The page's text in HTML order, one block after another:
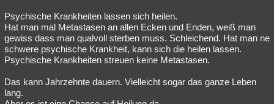
Psychische Krankheiten lassen sich heilen.
Hat man mal Metastasen an allen Ecken und Enden, weiß man
gewiss dass man qualvoll sterben muss. Schleichend. Hat man ne
schwere psychische Krankheit, kann sich die heilen lassen.
Psychische Krankheiten streuen keine Metastasen.
Das kann Jahrzehnte dauern. Vielleicht sogar das ganze Leben
lang.